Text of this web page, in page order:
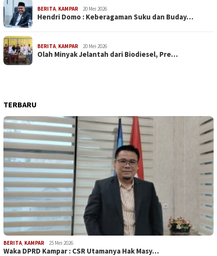
BERITA, KAMPAR 20 Mei 2026
Hendri Domo : Keberagaman Suku dan Buday…
BERITA, KAMPAR 20 Mei 2026
Olah Minyak Jelantah dari Biodiesel, Pre…
TERBARU
BERITA, KAMPAR 25 Mei 2026
Waka DPRD Kampar : CSR Utamanya Hak Masy…